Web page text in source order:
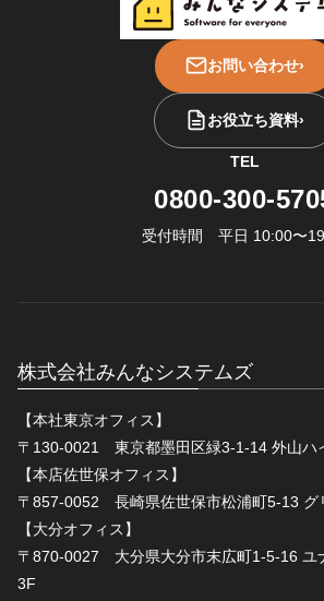
お問い合わせ›
お役立ち資料›
TEL
0800-300-
受付時間 平日 10:00〜
株式会社みんなシステムズ
【本社東京オフィス】
〒130-0021 東京都墨田区緑3-1-14 外山ハ
【本店佐世保オフィス】
〒857-0052 長崎県佐世保市松浦町5-13 グ
【大分オフィス】
〒870-0027 大分県大分市末広町1-5-16 ユ
3F